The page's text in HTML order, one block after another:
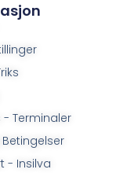
- Terminaler
- Insilva